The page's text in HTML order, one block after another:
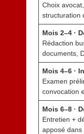
Choix
structuration
Mois 2–4 ·
Rédaction
documents,
Mois 4–6 ·
Examen
convocation
Mois 6–8 ·
Entretien +
apposé